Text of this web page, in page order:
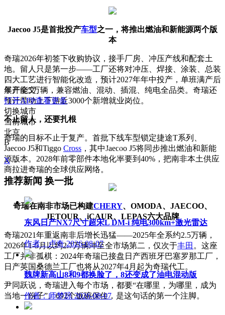
Jaecoo J5是首批投产车型之一，将推出燃油和新能源两个版
本
奇瑞2026年初签下收购协议，接手厂房、冲压产线和配套土
地。留人只是第一步——工厂还将对冲压、焊接、涂装、总装
四大工艺进行智能化改造，预计2027年年中投产，单班满产后
年产能5万辆，兼容燃油、混动、插混、纯电全品类。奇瑞还
预计带动上下游近3000个新增就业岗位。
不止留人，还要扎根
奇瑞的目标不止于复产。首批下线车型锁定捷途T系列、
Jaecoo J5和Tiggo Cross ，其中Jaecoo J5将同步推出燃油和新能
源版本。2028年前零部件本地化率要到40%，把南非本土供应
商拉进奇瑞的全球供应网络。
奇瑞在南非市场已构建CHERY、OMODA、JAECOO、
JETOUR、iCAUR、LEPAS六大品牌
奇瑞2021年重返南非后增长迅猛——2025年全系约2.5万辆，
2026年1-5月以约2.7万辆冲至全市场第二，仅次于丰田 。这座
工厂并非孤棋：2024年奇瑞已接盘日产西班牙巴塞罗那工厂，
日产英国桑德兰工厂也将从2027年4月起为奇瑞代工。
尹同跃说，奇瑞进入每个市场，都要“在哪里，为哪里，成为
当地一份子”。692个饭碗保住，是这句话的第一个注脚。
展开全文
打开APP查看更多
切换城市
当前城市
北京
B
X
推荐新闻 换一批
东风日产NX7尺寸超宋L DM-i 纯电300km+激光雷达
作者：卢奇 2026-08-07
魏牌新高山8和9都换脸了，8还变成了油电混动版
作者：师梦琼 2026-08-07